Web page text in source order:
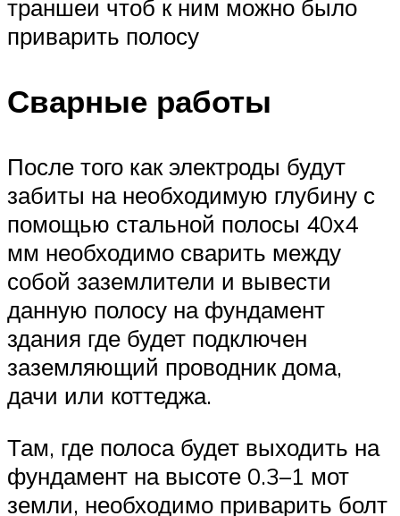
траншеи чтоб к ним можно было
приварить полосу
Сварные работы
После того как электроды будут
забиты на необходимую глубину с
помощью стальной полосы 40х4
мм необходимо сварить между
собой заземлители и вывести
данную полосу на фундамент
здания где будет подключен
заземляющий проводник дома,
дачи или коттеджа.
Там, где полоса будет выходить на
фундамент на высоте 0.3–1 мот
земли, необходимо приварить болт